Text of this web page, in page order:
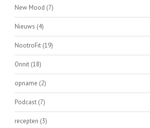
New Mood (7)
Nieuws (4)
NootroFit (19)
Onnit (18)
opname (2)
Podcast (7)
recepten (3)